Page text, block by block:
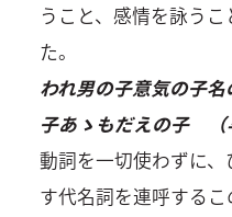
うこと、感情を詠う
た。
われ男の子意気の子
子あゝもだえの子 （
動詞を一切使わずに
す代名詞を連呼するこ